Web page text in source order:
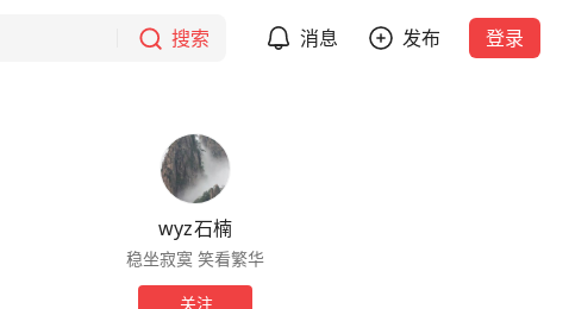
搜索 消息 发布 登录
wyz石楠
稳坐寂寞 笑看繁华
关注